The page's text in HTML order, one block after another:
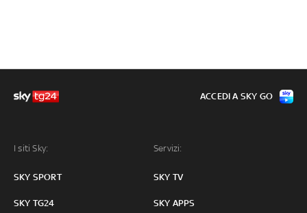
I siti Sky:
SKY SPORT
SKY TG24
Servizi:
SKY TV
SKY APPS
ACCEDI A SKY GO